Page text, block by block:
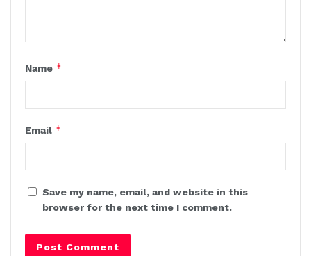
Name *
Email *
Save my name, email, and website in this
browser for the next time I comment.